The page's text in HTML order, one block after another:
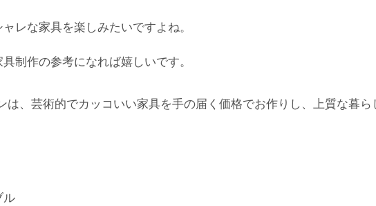
レな家具を楽しみたいですよね。
制作の参考になれば嬉しいです。
は、芸術的でカッコいい家具を手の届く価格でお作りし、上質な暮ら
ル